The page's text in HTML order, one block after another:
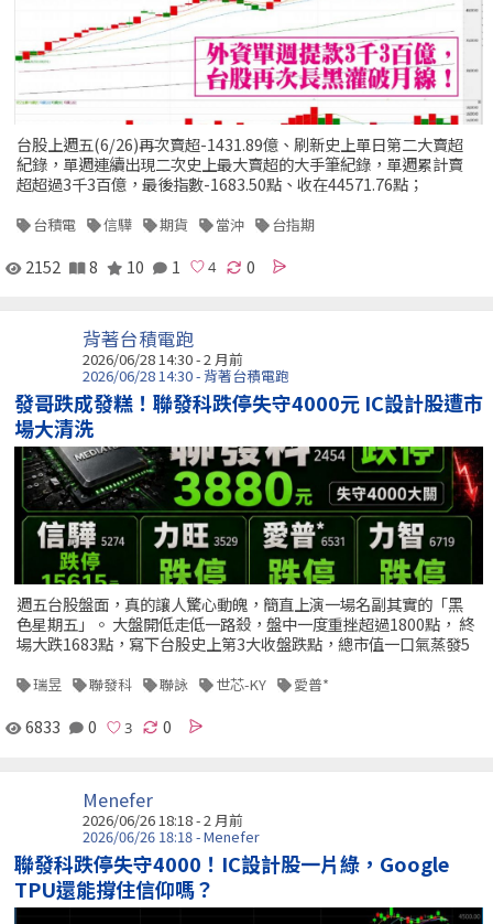
台股上週五(6/26)再次賣超-1431.89億、刷新史上單日第二大賣超
紀錄，單週連續出現二次史上最大賣超的大手筆紀錄，單週累計賣
超超過3千3百億，最後指數-1683.50點、收在44571.76點；
台積電 信驊 期貨 當沖 台指期
2152 8 10 1 0
背著台積電跑
2026/06/28 14:30 - 2 月前
2026/06/28 14:30 - 背著台積電跑
發哥跌成發糕！聯發科跌停失守4000元 IC設計股遭市
場大清洗
週五台股盤面，真的讓人驚心動魄，簡直上演一場名副其實的「黑
色星期五」。 大盤開低走低一路殺，盤中一度重挫超過1800點， 終
場大跌1683點，寫下台股史上第3大收盤跌點，總市值一口氣蒸發5
瑞昱 聯發科 聯詠 世芯-KY 愛普*
6833 0 0
Menefer
2026/06/26 18:18 - 2 月前
2026/06/26 18:18 - Menefer
聯發科跌停失守4000！IC設計股一片綠，Google
TPU還能撐住信仰嗎？